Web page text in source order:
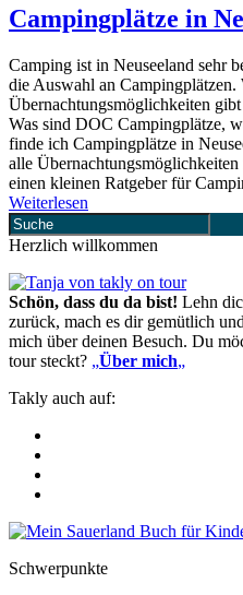
Campingplätze in
Camping ist in Neuseeland sehr
die Auswahl an Campingplätzen.
Übernachtungsmöglichkeiten
Was sind DOC Campingplätze,
finde ich Campingplätze in
alle
einen kleinen Ratgeber für
Weiterlesen
Herzlich willkommen
Schön, dass du da bist! Lehn
zurück, mach es dir gemütlich
mich über deinen Besuch. Du
tour steckt? „Über mich„
Takly auch auf:
Schwerpunkte